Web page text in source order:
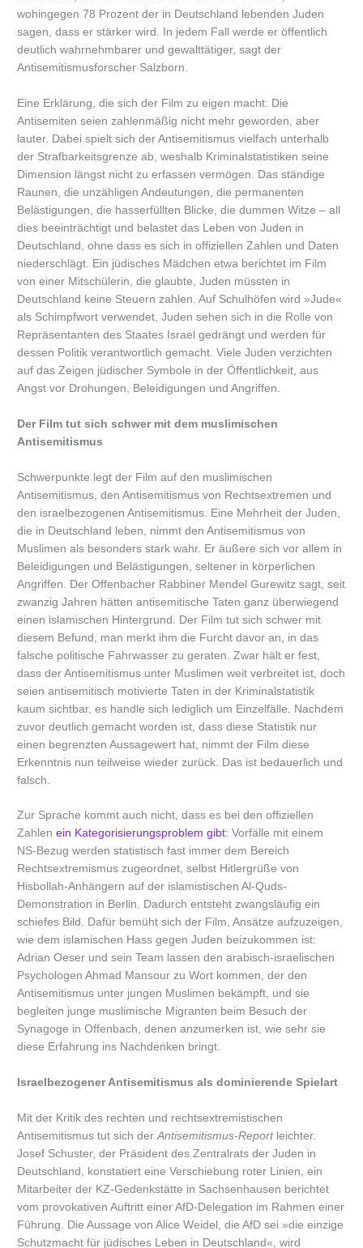
wohingegen 78 Prozent der in Deutschland lebenden Juden
sagen, dass er stärker wird. In jedem Fall werde er öffentlich
deutlich wahrnehmbarer und gewalttätiger, sagt der
Antisemitismusforscher Salzborn.
Eine Erklärung, die sich der Film zu eigen macht: Die
Antisemiten seien zahlenmäßig nicht mehr geworden, aber
lauter. Dabei spielt sich der Antisemitismus vielfach unterhalb
der Strafbarkeitsgrenze ab, weshalb Kriminalstatistiken seine
Dimension längst nicht zu erfassen vermögen. Das ständige
Raunen, die unzähligen Andeutungen, die permanenten
Belästigungen, die hasserfüllten Blicke, die dummen Witze – all
dies beeinträchtigt und belastet das Leben von Juden in
Deutschland, ohne dass es sich in offiziellen Zahlen und Daten
niederschlägt. Ein jüdisches Mädchen etwa berichtet im Film
von einer Mitschülerin, die glaubte, Juden müssten in
Deutschland keine Steuern zahlen. Auf Schulhöfen wird »Jude«
als Schimpfwort verwendet, Juden sehen sich in die Rolle von
Repräsentanten des Staates Israel gedrängt und werden für
dessen Politik verantwortlich gemacht. Viele Juden verzichten
auf das Zeigen jüdischer Symbole in der Öffentlichkeit, aus
Angst vor Drohungen, Beleidigungen und Angriffen.
Der Film tut sich schwer mit dem muslimischen
Antisemitismus
Schwerpunkte legt der Film auf den muslimischen
Antisemitismus, den Antisemitismus von Rechtsextremen und
den israelbezogenen Antisemitismus. Eine Mehrheit der Juden,
die in Deutschland leben, nimmt den Antisemitismus von
Muslimen als besonders stark wahr. Er äußere sich vor allem in
Beleidigungen und Belästigungen, seltener in körperlichen
Angriffen. Der Offenbacher Rabbiner Mendel Gurewitz sagt, seit
zwanzig Jahren hätten antisemitische Taten ganz überwiegend
einen islamischen Hintergrund. Der Film tut sich schwer mit
diesem Befund, man merkt ihm die Furcht davor an, in das
falsche politische Fahrwasser zu geraten. Zwar hält er fest,
dass der Antisemitismus unter Muslimen weit verbreitet ist, doch
seien antisemitisch motivierte Taten in der Kriminalstatistik
kaum sichtbar, es handle sich lediglich um Einzelfälle. Nachdem
zuvor deutlich gemacht worden ist, dass diese Statistik nur
einen begrenzten Aussagewert hat, nimmt der Film diese
Erkenntnis nun teilweise wieder zurück. Das ist bedauerlich und
falsch.
Zur Sprache kommt auch nicht, dass es bei den offiziellen
Zahlenein Kategorisierungsproblem gibt: Vorfälle mit einem
NS-Bezug werden statistisch fast immer dem Bereich
Rechtsextremismus zugeordnet, selbst Hitlergrüße von
Hisbollah-Anhängern auf der islamistischen Al-Quds-
Demonstration in Berlin. Dadurch entsteht zwangsläufig ein
schiefes Bild. Dafür bemüht sich der Film, Ansätze aufzuzeigen,
wie dem islamischen Hass gegen Juden beizukommen ist:
Adrian Oeser und sein Team lassen den arabisch-israelischen
Psychologen Ahmad Mansour zu Wort kommen, der den
Antisemitismus unter jungen Muslimen bekämpft, und sie
begleiten junge muslimische Migranten beim Besuch der
Synagoge in Offenbach, denen anzumerken ist, wie sehr sie
diese Erfahrung ins Nachdenken bringt.
Israelbezogener Antisemitismus als dominierende Spielart
Mit der Kritik des rechten und rechtsextremistischen
Antisemitismus tut sich derAntisemitismus-Reportleichter.
Josef Schuster, der Präsident des Zentralrats der Juden in
Deutschland, konstatiert eine Verschiebung roter Linien, ein
Mitarbeiter der KZ-Gedenkstätte in Sachsenhausen berichtet
vom provokativen Auftritt einer AfD-Delegation im Rahmen einer
Führung. Die Aussage von Alice Weidel, die AfD sei »die einzige
Schutzmacht für jüdisches Leben in Deutschland«, wird